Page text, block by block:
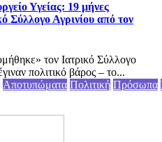
Υγείας: 19 μήνες
Σύλλογο Αγρινίου από τον
τον Ιατρικό Σύλλογο
πολιτικό βάρος – το...
Αποτυπώματα Πολιτική Πρόσωπα